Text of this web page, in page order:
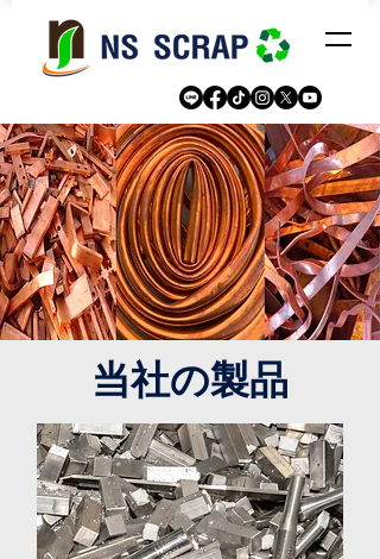
当社の製品